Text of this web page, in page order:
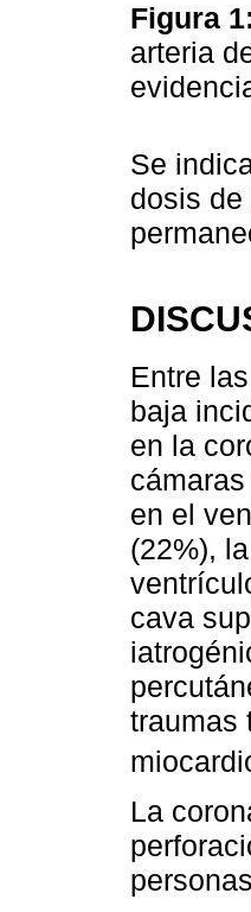
Figura 1:
arteria
Se
dosis
Entre
baja
en la
en el
(22%),
cava
traumas
La